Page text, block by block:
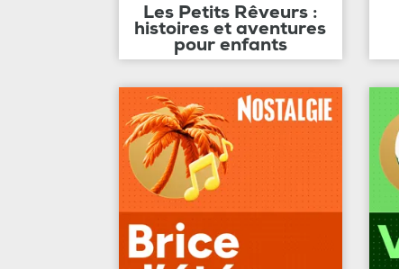
Les Petits Rêveurs :
histoires et aventures
pour enfants